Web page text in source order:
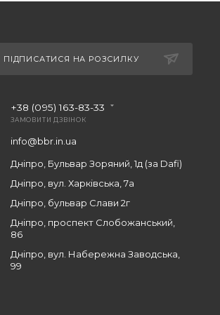
ПІДПИСАТИСЯ НА РОЗСИЛКУ
+38 (095) 163-83-33
ЗАМОВИТИ ДЗВІНОК
info@bbr.in.ua
Дніпро, Бульвар Зоряний, 1д (за Dafi)
Дніпро, вул. Харківська, 7а
Дніпро, бульвар Слави 2г
Дніпро, проспект Слобожанський,
86
Дніпро, вул. Набережна Заводська,
99